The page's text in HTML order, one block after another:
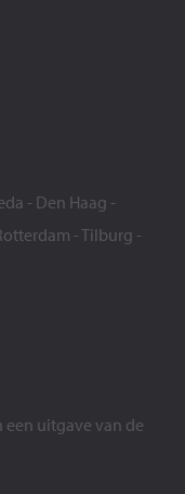
- Den Haag -
-Tilburg -
een uitgave van de